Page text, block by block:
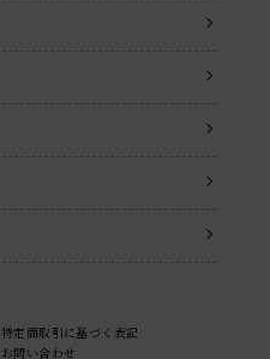
特定商取引に基づく表記
お問い合わせ